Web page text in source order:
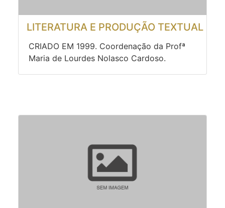
LITERATURA E PRODUÇÃO TEXTUAL
CRIADO EM 1999. Coordenação da Profª
Maria de Lourdes Nolasco Cardoso.